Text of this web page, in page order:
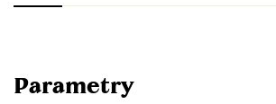
Parametry